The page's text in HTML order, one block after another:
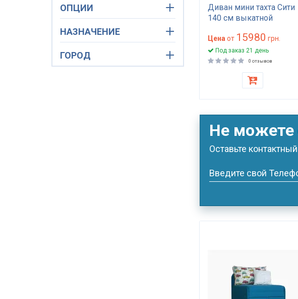
Диван мини тахта Сити
140 см выкатной
Цена от 15980 грн.
Под заказ 21 день
0 отзывов
Не можете
Оставьте
Введите свой
ОПЦИИ
НАЗНАЧЕНИЕ
ГОРОД